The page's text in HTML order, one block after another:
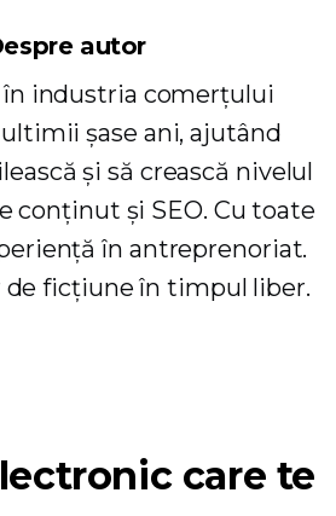
autor
în industria comerțului
șase ani, ajutând
și să crească nivelul
conținut și SEO. Cu toate
în antreprenoriat.
de ficțiune în timpul liber.
care te